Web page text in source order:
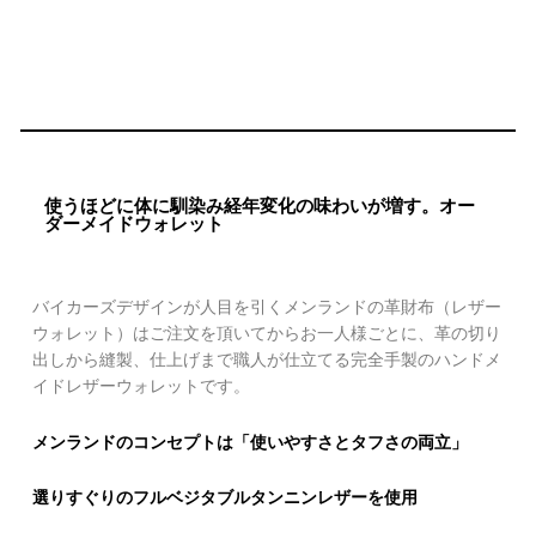
使うほどに体に馴染み経年変化の味わいが増す。オー
ダーメイドウォレット
バイカーズデザインが人目を引くメンランドの革財布（レザー
ウォレット）はご注文を頂いてからお一人様ごとに、革の切り
出しから縫製、仕上げまで職人が仕立てる完全手製のハンドメ
イドレザーウォレットです。
メンランドのコンセプトは「使いやすさとタフさの両立」
選りすぐりのフルベジタブルタンニンレザーを使用